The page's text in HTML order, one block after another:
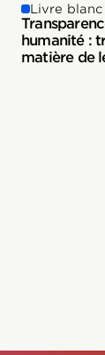
Livre blanc
humanité :
matière de